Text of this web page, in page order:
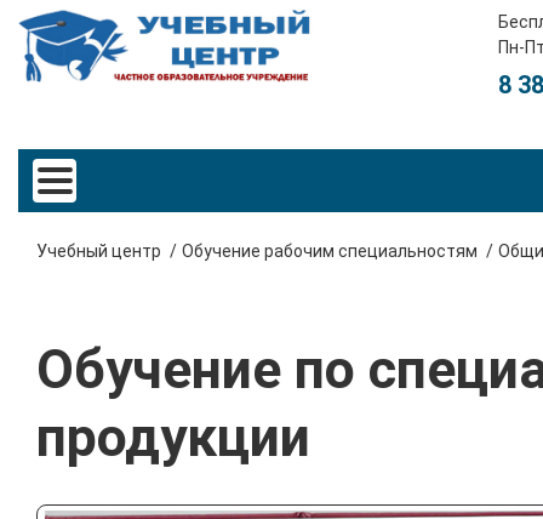
Пн-
8
Учебный центр Обучение рабочим специальностям
Обучение по
продукции